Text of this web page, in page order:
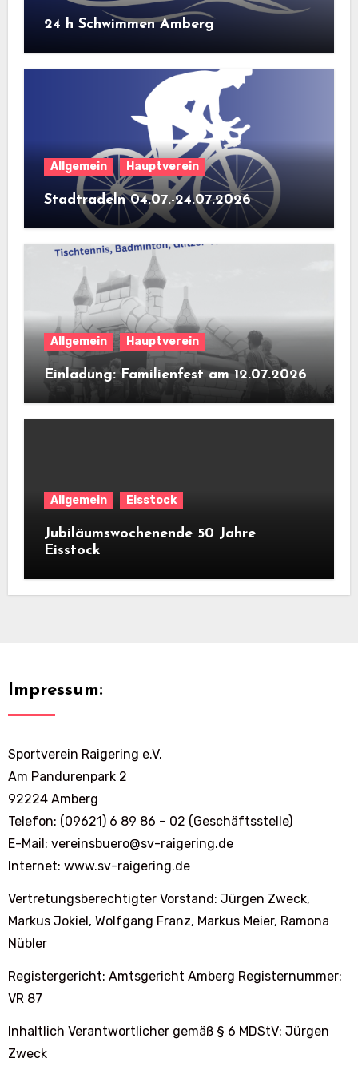
24 h Schwimmen Amberg
Allgemein Hauptverein
Stadtradeln 04.07.-24.07.2026
Allgemein Hauptverein
Einladung: Familienfest am 12.07.2026
Allgemein Eisstock
Jubiläumswochenende 50 Jahre
Eisstock
Impressum:
Sportverein Raigering e.V.
Am Pandurenpark 2
92224 Amberg
Telefon: (09621) 6 89 86 – 02 (Geschäftsstelle)
E-Mail: vereinsbuero@sv-raigering.de
Internet: www.sv-raigering.de
Vertretungsberechtigter Vorstand: Jürgen Zweck,
Markus Jokiel, Wolfgang Franz, Markus Meier, Ramona
Nübler
Registergericht: Amtsgericht Amberg Registernummer:
VR 87
Inhaltlich Verantwortlicher gemäß § 6 MDStV: Jürgen
Zweck